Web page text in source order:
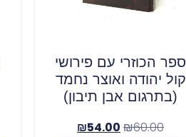
ספר הכוזרי עם פירושי
קול יהודה ואוצר נחמד
(בתרגום אבן תיבון)
₪60.00
₪54.00